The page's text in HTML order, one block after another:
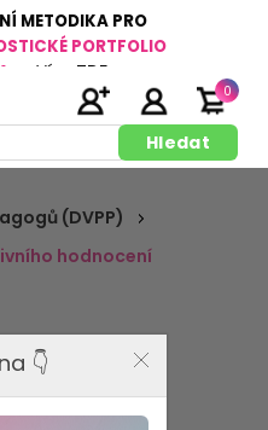
METODIKA PRO
PORTFOLIO
Více ZDE
0
(DVPP)
hodnocení
👇